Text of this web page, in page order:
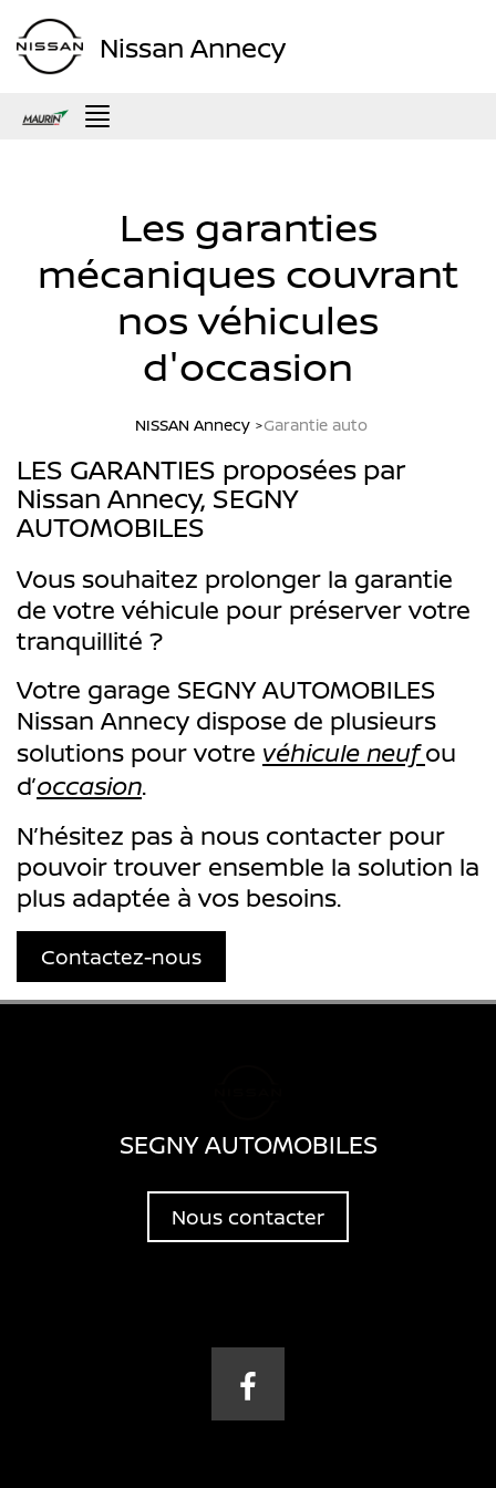
Nissan Annecy
Menu
Les garanties
mécaniques couvrant
nos véhicules
d'occasion
NISSAN Annecy Garantie auto
LES GARANTIES proposées par
Nissan Annecy, SEGNY
AUTOMOBILES
Vous souhaitez prolonger la garantie
de votre véhicule pour préserver votre
tranquillité ?
Votre garage SEGNY AUTOMOBILES
Nissan Annecy dispose de plusieurs
solutions pour votre véhicule neufou
d’occasion.
N’hésitez pas à nous contacter pour
pouvoir trouver ensemble la solution la
plus adaptée à vos besoins.
Contactez-nous
SEGNY AUTOMOBILES
Nous contacter